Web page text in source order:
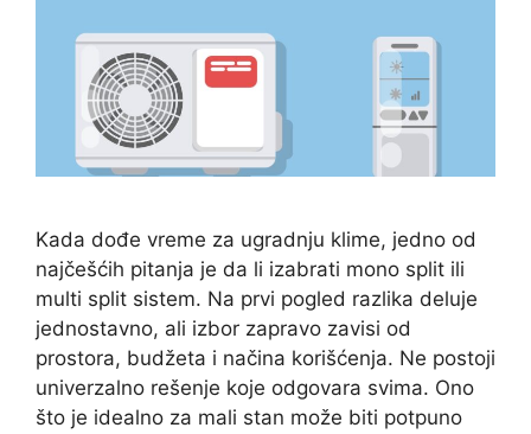
Kada dođe vreme za ugradnju klime, jedno od
najčešćih pitanja je da li izabrati mono split ili
multi split sistem. Na prvi pogled razlika deluje
jednostavno, ali izbor zapravo zavisi od
prostora, budžeta i načina korišćenja. Ne postoji
univerzalno rešenje koje odgovara svima. Ono
što je idealno za mali stan može biti potpuno